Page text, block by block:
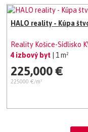
HALO reality - Kúpa
Reality Košice-Sídlisko
4 izbový byt
| 1 m²
225,000 €
225000 €/m²